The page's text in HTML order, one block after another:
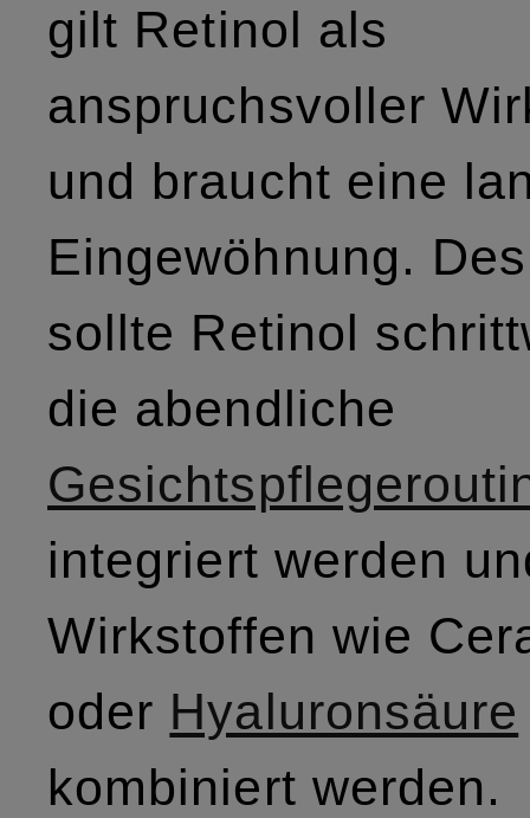
gilt Retinol als
anspruchsvoller
und braucht eine
Eingewöhnung.
sollte Retinol
die abendliche
integriert werden
Wirkstoffen wie
oder Hyaluronsäure
kombiniert werden.